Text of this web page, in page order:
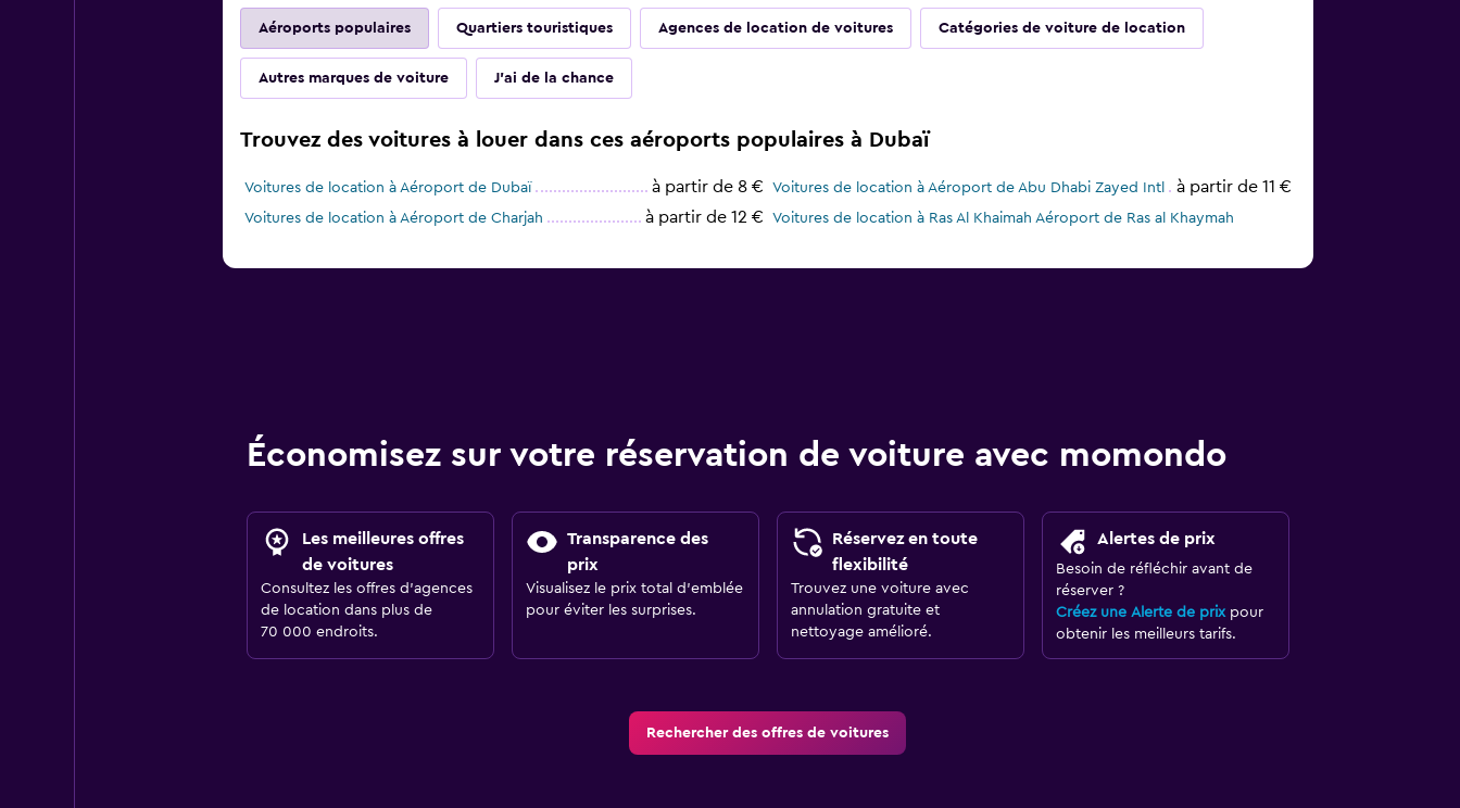
Aéroports populaires Quartiers touristiques Agences de location de voitures Catégories de voiture de location
Autres marques de voiture J'ai de la chance
Trouvez des voitures à louer dans ces aéroports populaires à Dubaï
Voitures de location à Aéroport de Dubaï à partir de 8 € Voitures de location à Aéroport de Abu Dhabi Zayed Intl à partir de 11 €
Voitures de location à Aéroport de Charjah à partir de 12 € Voitures de location à Ras Al Khaimah Aéroport de Ras al Khaymah
Économisez sur votre réservation de voiture avec momondo
Les meilleures offres
de voitures
Consultez les offres d’agences
de location dans plus de
70 000 endroits.
Transparence des
prix
Visualisez le prix total d’emblée
pour éviter les surprises.
Réservez en toute
flexibilité
Trouvez une voiture avec
annulation gratuite et
nettoyage amélioré.
Alertes de prix
Besoin de réfléchir avant de
réserver ?
Créez une Alerte de prixpour
obtenir les meilleurs tarifs.
Rechercher des offres de voitures